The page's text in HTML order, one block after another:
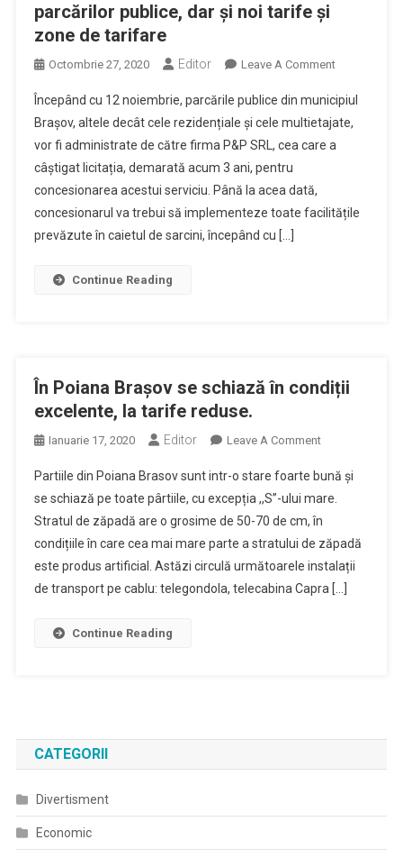
parcărilor publice, dar și noi tarife și
zone de tarifare
Octombrie 27, 2020 Editor Leave A CommentOn
Noiembrie
Noi
Facilități
A
De
Începând cu 12 noiembrie, parcările publice din municipiul
Brașov, altele decât cele rezidențiale și cele multietajate,
vor fi administrate de către firma P&P SRL, cea care a
câștigat licitația, demarată acum 3 ani, pentru
concesionarea acestui serviciu. Până la acea dată,
concesionarul va trebui să implementeze toate facilitățile
prevăzute în caietul de sarcini, începând cu […]
Continue Reading
În Poiana Brașov se schiază în condiții
excelente, la tarife reduse.
Ianuarie 17, 2020 Editor Leave A CommentOn
Poiana
Brașov
Se
Schiază
În
Condiții
Partiile din Poiana Brasov sunt intr-o stare foarte bună și
se schiază pe toate pârtiile, cu excepția ,,S”-ului mare.
Stratul de zăpadă are o grosime de 50-70 de cm, în
condițiile în care cea mai mare parte a stratului de zăpadă
este produs artificial. Astăzi circulă următoarele instalații
de transport pe cablu: telegondola, telecabina Capra […]
Continue Reading
CATEGORII
Divertisment
Economic